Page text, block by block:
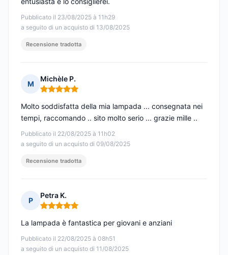
Pubblicato il 23/08/2025 à 11h29
a seguito di un acquisto di 13/08/2025
Recensione tradotta
M
Michèle P.
Nota: 5 su 5
Pubblicato il 22/08/2025 à 11h02
a seguito di un acquisto di 09/08/2025
Molto soddisfatta della mia lampada ... consegnata nei
tempi, raccomando .. sito molto serio ... grazie mille ..
Recensione tradotta
P
Petra K.
Nota: 5 su 5
Pubblicato il 22/08/2025 à 08h51
a seguito di un acquisto di 11/08/2025
La lampada è fantastica per giovani e anziani